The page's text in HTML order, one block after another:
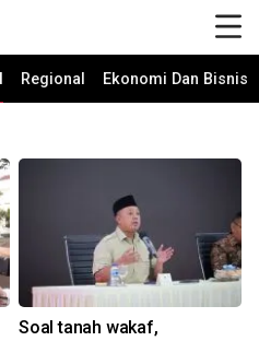
Regional Ekonomi Dan Bisnis
Soal tanah wakaf,